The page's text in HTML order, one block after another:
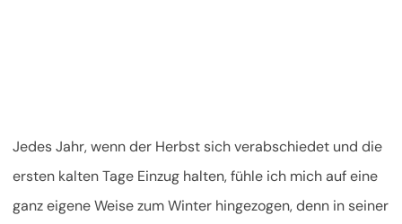
Jedes Jahr, wenn der Herbst sich verabschiedet und die
ersten kalten Tage Einzug halten, fühle ich mich auf eine
ganz eigene Weise zum Winter hingezogen, denn in seiner